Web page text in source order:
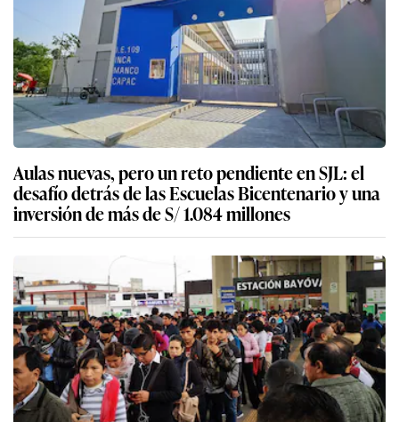
Aulas nuevas, pero un reto pendiente en SJL: el
desafío detrás de las Escuelas Bicentenario y una
inversión de más de S/ 1.084 millones